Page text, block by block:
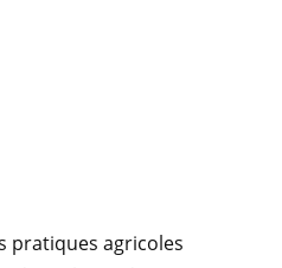
pratiques agricoles